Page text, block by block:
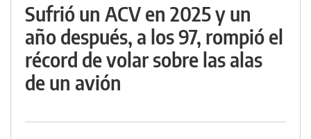
Sufrió un ACV en 2025 y un
año después, a los 97, rompió el
récord de volar sobre las alas
de un avión